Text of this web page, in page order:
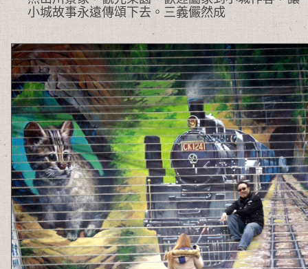
小城故事永遠傳頌下去。三義儼然成